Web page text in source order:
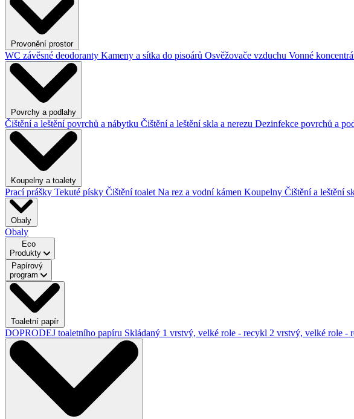
Provonění prostor
WC závěsné deodoranty Kameny a sítka do pisoárů Osvěžovače vzduchu Vonné
Povrchy a podlahy
Čištění a leštění povrchů a nábytku Čištění a leštění skla a nerezu Dezinfekce povrchů a
Koupelny a toalety
Prací prášky Tekuté písky Čištění toalet Na rez a vodní kámen Koupelny Čištění a leštění
Obaly
Obaly
Eco
Produkty
Papírový
program
Toaletní papír
DOPRODEJ toaletního papíru Skládaný 1 vrstvý, velké role - recykl 2 vrstvý, velké role -